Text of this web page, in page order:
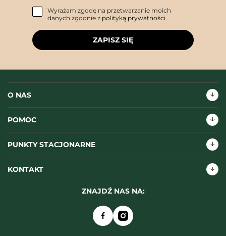
Wyrażam zgodę na przetwarzanie moich
danych zgodnie z polityką prywatności.
ZAPISZ SIĘ
O NAS
POMOC
PUNKTY STACJONARNE
KONTAKT
ZNAJDŹ NAS NA: